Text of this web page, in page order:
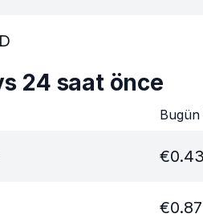
24 saat önce
€0.43
€0.87